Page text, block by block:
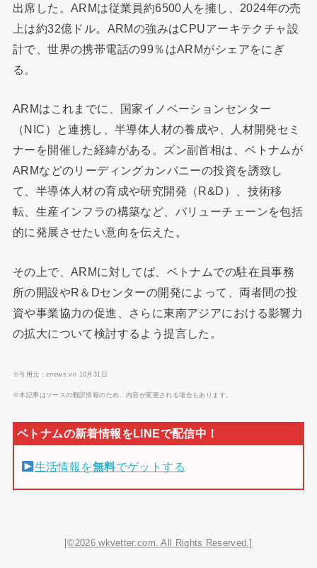
出席した。ARMは従業員約6500人を擁し、2024年の売
上は約32億ドル。ARMの強みはCPUアーキテクチャ設
計で、世界の携帯電話の99％はARMがシェアをにぎ
る。
ARMはこれまでに、国家イノベーションセンター
（NIC）と連携し、半導体人材の養成や、人材開発セミ
ナーを開催した経緯がある。ズン副首相は、ベトナムが
ARMなどのリーディングカンパニーの投資を誘致し
て、半導体人材の育成や研究開発（R&D）、技術移
転、生産インフラの構築など、バリューチェーンを包括
的に発展させたい意向を伝えた。
その上で、ARMに対してば、ベトナムでの駐在員事務
所の開設やR＆Dセンターの開発によって、両者間の投
資や事業協力の促進、さらに東南アジアにおける影響力
の拡大について検討するよう提言した。
※引用元：znews.vn 10月31日
※本記事はソースの翻訳情報のため、内容が変更される場合もあります。
生活情報を無料でゲットする
[©2026 wkvetter.com. All Rights Reserved.]